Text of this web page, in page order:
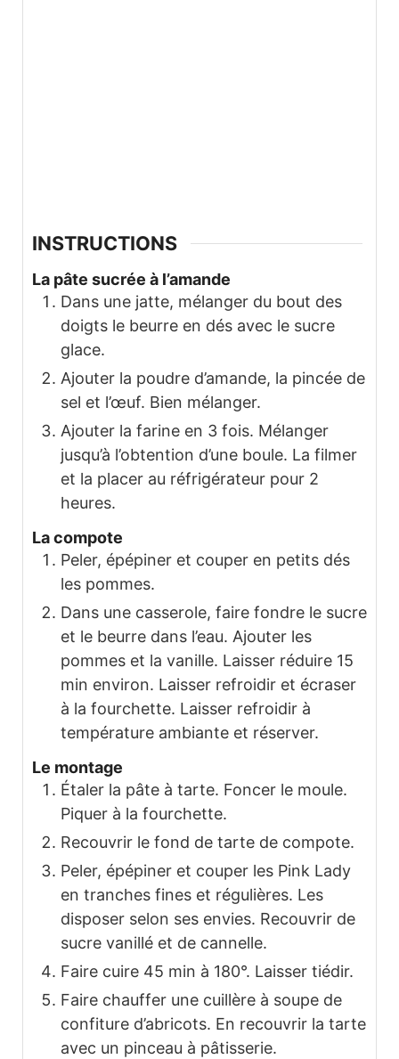
INSTRUCTIONS
La pâte sucrée à l’amande
Dans une jatte, mélanger du bout des
doigts le beurre en dés avec le sucre
glace.
Ajouter la poudre d’amande, la pincée de
sel et l’œuf. Bien mélanger.
Ajouter la farine en 3 fois. Mélanger
jusqu’à l’obtention d’une boule. La filmer
et la placer au réfrigérateur pour 2
heures.
La compote
Peler, épépiner et couper en petits dés
les pommes.
Dans une casserole, faire fondre le sucre
et le beurre dans l’eau. Ajouter les
pommes et la vanille. Laisser réduire 15
min environ. Laisser refroidir et écraser
à la fourchette. Laisser refroidir à
température ambiante et réserver.
Le montage
Étaler la pâte à tarte. Foncer le moule.
Piquer à la fourchette.
Recouvrir le fond de tarte de compote.
Peler, épépiner et couper les Pink Lady
en tranches fines et régulières. Les
disposer selon ses envies. Recouvrir de
sucre vanillé et de cannelle.
Faire cuire 45 min à 180°. Laisser tiédir.
Faire chauffer une cuillère à soupe de
confiture d’abricots. En recouvrir la tarte
avec un pinceau à pâtisserie.